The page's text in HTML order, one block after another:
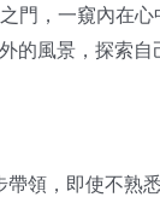
門，一窺內在心
的風景，探索自
領， 即使不熟悉